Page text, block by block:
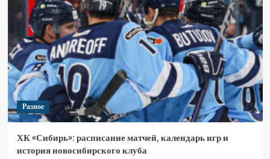
Разное
ХК «Сибирь»: расписание матчей, календарь игр и
история новосибирского клуба